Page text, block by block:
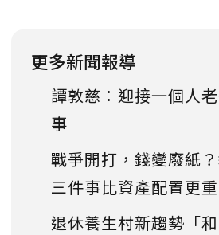
更多新聞報導
譚敦慈：迎接一個人
事
戰爭開打，錢變廢紙
三件事比資產配置更重
退休養生村新趨勢「